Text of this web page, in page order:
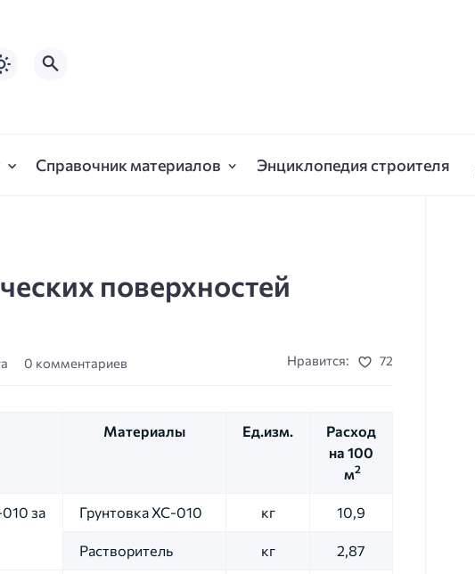
Справочник материалов Энциклопедия строителя
поверхностей
0 комментариев Нравится: 72
Материалы Ед.изм.
Расход
на 100
м2
за
Грунтовка ХС-010 кг 10,9
Растворитель кг 2,87